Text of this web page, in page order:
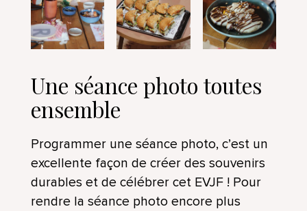
Une séance photo toutes
ensemble
Programmer une séance photo, c’est un
excellente façon de créer des souvenirs
durables et de célébrer cet EVJF ! Pour
rendre la séance photo encore plus